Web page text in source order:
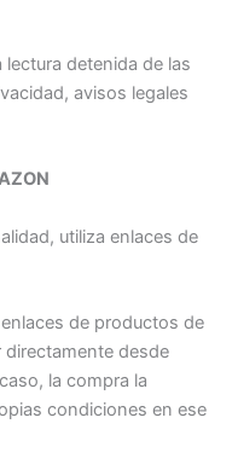
detenida de las
avisos legales
utiliza enlaces de
de productos de
desde
la compra la
condiciones en ese